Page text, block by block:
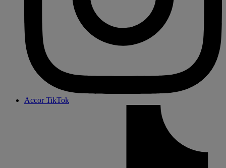
Accor TikTok